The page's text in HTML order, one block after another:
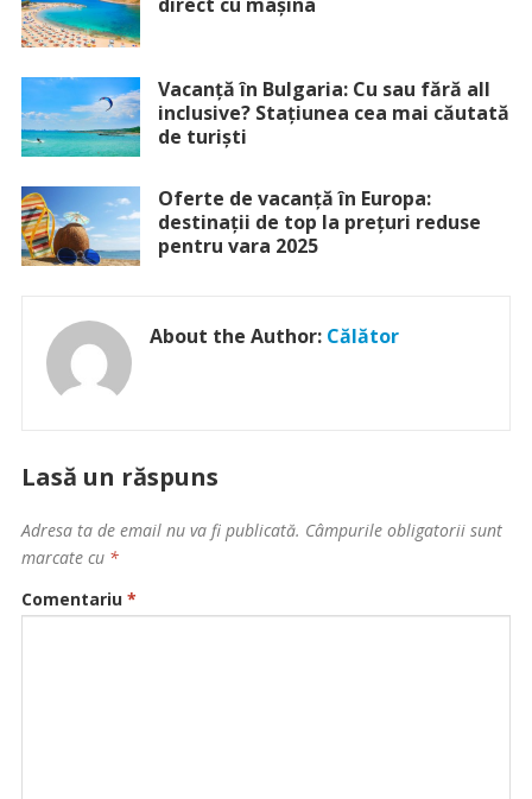
Vacanță în Bulgaria: Cu sau fără all
inclusive? Stațiunea cea mai căutată
de turiști
Oferte de vacanță în Europa:
destinații de top la prețuri reduse
pentru vara 2025
About the Author: Călător
Lasă un răspuns
Adresa ta de email nu va fi publicată. Câmpurile obligatorii sunt
marcate cu *
Comentariu *